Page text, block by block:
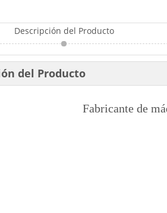
Descripción del Producto
del Producto
Fabricante de